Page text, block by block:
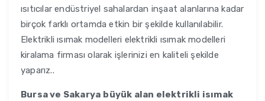
ısıtıcılar endüstriyel sahalardan inşaat alanlarına kadar
birçok farklı ortamda etkin bir şekilde kullanılabilir.
Elektrikli ısımak modelleri elektrikli ısımak modelleri
kiralama firması olarak işlerinizi en kaliteli şekilde
yaparız..
Bursa ve Sakarya büyük alan elektrikli isımak